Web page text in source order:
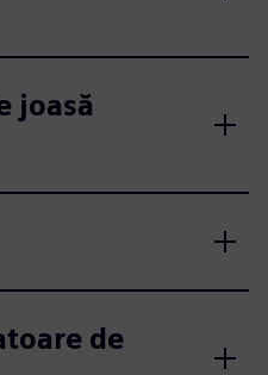
joasă
de